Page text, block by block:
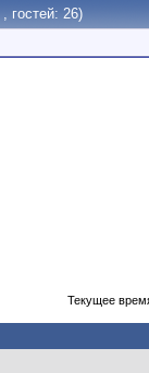
гостей: 26)
Текущее